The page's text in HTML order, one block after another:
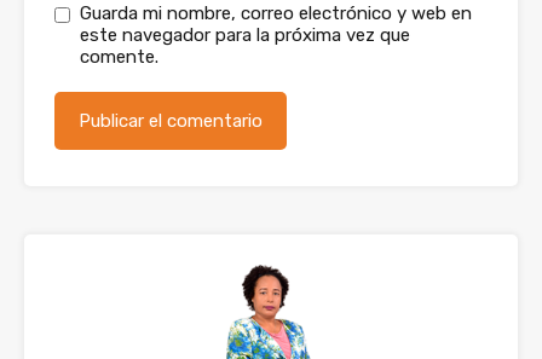
Guarda mi nombre, correo electrónico y web en
este navegador para la próxima vez que
comente.